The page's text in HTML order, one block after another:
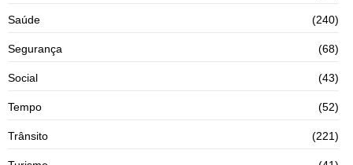
Saúde (240)
Segurança (68)
Social (43)
Tempo (52)
Trânsito (221)